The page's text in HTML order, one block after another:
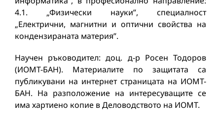
4.1. „Физически науки”, специалност
„Електрични, магнитни и оптични свойства на
кондензираната материя”.
Научeн ръководител: доц. д-р Росен Тодоров
(ИОМТ-БАН). Материалите по защитата са
публикувани на интернет страницата на ИОМТ-
БАН. На разположение на интересуващите се
има хартиено копие в Деловодството на ИОМТ.